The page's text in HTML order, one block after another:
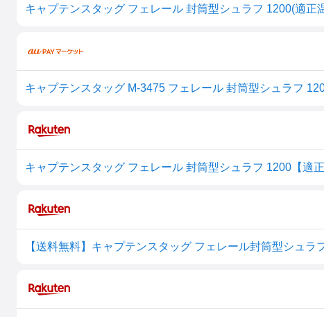
キャプテンスタッグ フェレール 封筒型シュラフ 1200(適
【送料無料】キャプテンスタッグ フェレール封筒型シュラ